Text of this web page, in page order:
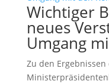
Wichtiger
neues
Umgang
Zu den